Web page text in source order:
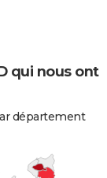
qui nous ont
département